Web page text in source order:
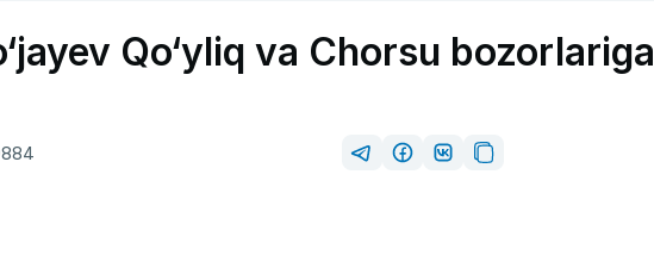
Qo‘yliq va Chorsu bozorlariga
884